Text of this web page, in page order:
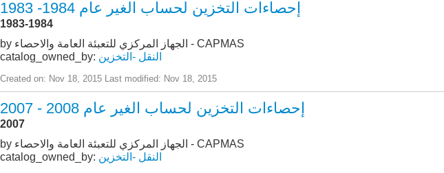
إحصاءات التخزين لحساب الغير عام 1984- 1983
1983-1984
by الجهاز المركزي للتعبئة العامة والاحصاء - CAPMAS
catalog_owned_by: النقل -التخزين
Created on: Nov 18, 2015 Last modified: Nov 18, 2015
إحصاءات التخزين لحساب الغير عام 2008 - 2007
2007
by الجهاز المركزي للتعبئة العامة والاحصاء - CAPMAS
catalog_owned_by: النقل -التخزين